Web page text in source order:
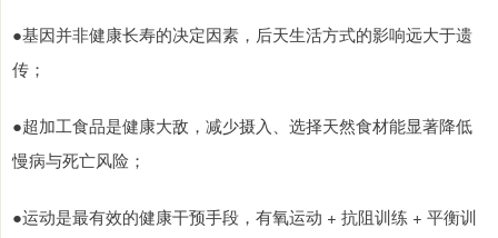
●基因并非健康长寿的决定因素，后天生活方式的影响远大于遗
传；
●超加工食品是健康大敌，减少摄入、选择天然食材能显著降低
慢病与死亡风险；
●运动是最有效的健康干预手段，有氧运动 + 抗阻训练 + 平衡训